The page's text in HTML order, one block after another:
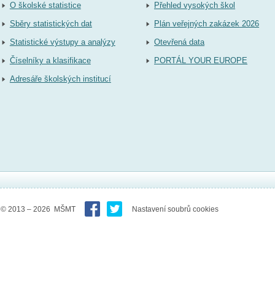
O školské statistice
Sběry statistických dat
Statistické výstupy a analýzy
Číselníky a klasifikace
Adresáře školských institucí
Přehled vysokých škol
Plán veřejných zakázek 2026
Otevřená data
PORTÁL YOUR EUROPE
© 2013 – 2026 MŠMT Nastavení soubrů cookies